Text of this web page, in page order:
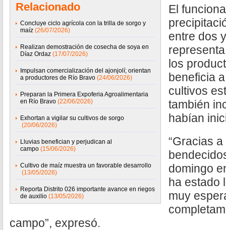
Relacionado
Concluye ciclo agrícola con la trilla de sorgo y
maíz (26/07/2026)
Realizan demostración de cosecha de soya en
Díaz Ordaz (17/07/2026)
Impulsan comercialización del ajonjolí; orientan
a productores de Río Bravo (24/06/2026)
Preparan la Primera Expoferia Agroalimentaria
en Río Bravo (22/06/2026)
Exhortan a vigilar su cultivos de sorgo
(20/06/2026)
Lluvias benefician y perjudican al
campo (15/06/2026)
Cultivo de maíz muestra un favorable desarrollo
(13/05/2026)
Reporta Distrito 026 importante avance en riegos
de auxilio (13/05/2026)
El
entre dos
los
beneficia
cultivos
también
habían
“Gracias
domingo
ha estado
muy
campo”, expresó.